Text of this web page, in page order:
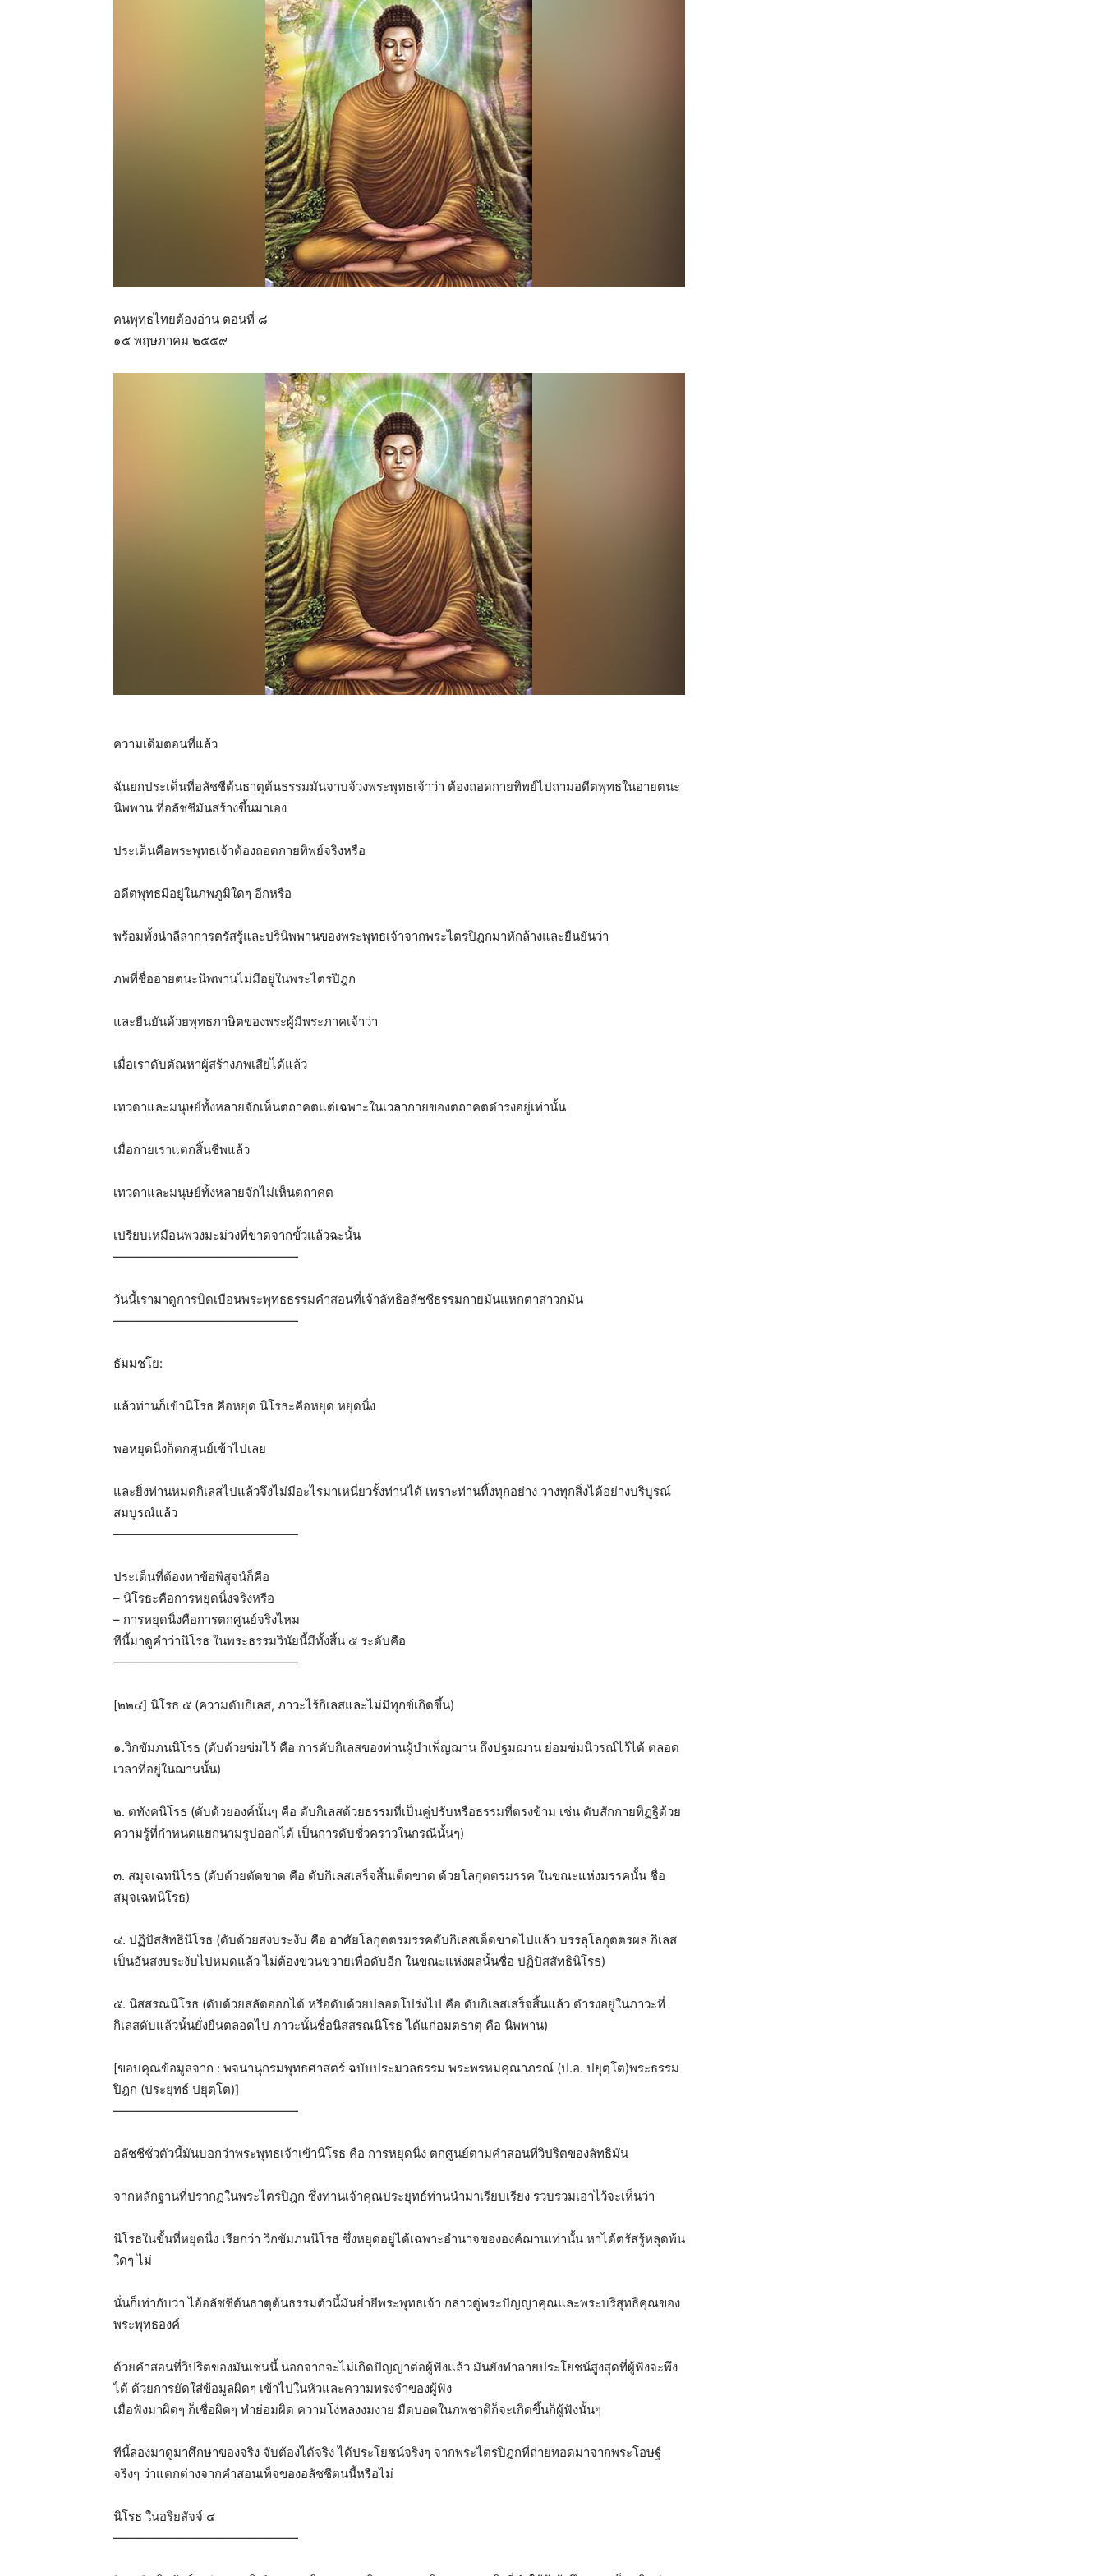
คนพุทธไทยต้องอ่าน ตอนที่ ๘
๑๕ พฤษภาคม ๒๕๕๙
ความเดิมตอนที่แล้ว
ฉันยกประเด็นที่อลัชชีต้นธาตุต้นธรรมมันจาบจ้วงพระพุทธเจ้าว่า ต้องถอดกายทิพย์ไปถามอดีตพุทธในอายตนะ
นิพพาน ที่อลัชชีมันสร้างขึ้นมาเอง
ประเด็นคือพระพุทธเจ้าต้องถอดกายทิพย์จริงหรือ
อดีตพุทธมีอยู่ในภพภูมิใดๆ อีกหรือ
พร้อมทั้งนำลีลาการตรัสรู้และปรินิพพานของพระพุทธเจ้าจากพระไตรปิฎกมาหักล้างและยืนยันว่า
ภพที่ชื่ออายตนะนิพพานไม่มีอยู่ในพระไตรปิฎก
และยืนยันด้วยพุทธภาษิตของพระผู้มีพระภาคเจ้าว่า
เมื่อเราดับตัณหาผู้สร้างภพเสียได้แล้ว
เทวดาและมนุษย์ทั้งหลายจักเห็นตถาคตแต่เฉพาะในเวลากายของตถาคตดำรงอยู่เท่านั้น
เมื่อกายเราแตกสิ้นชีพแล้ว
เทวดาและมนุษย์ทั้งหลายจักไม่เห็นตถาคต
เปรียบเหมือนพวงมะม่วงที่ขาดจากขั้วแล้วฉะนั้น
———————————————
วันนี้เรามาดูการบิดเบือนพระพุทธธรรมคำสอนที่เจ้าลัทธิอลัชชีธรรมกายมันแหกตาสาวกมัน
———————————————
ธัมมชโย:
แล้วท่านก็เข้านิโรธ คือหยุด นิโรธะคือหยุด หยุดนิ่ง
พอหยุดนิ่งก็ตกศูนย์เข้าไปเลย
และยิ่งท่านหมดกิเลสไปแล้วจึงไม่มีอะไรมาเหนี่ยวรั้งท่านได้ เพราะท่านทิ้งทุกอย่าง วางทุกสิ่งได้อย่างบริบูรณ์
สมบูรณ์แล้ว
———————————————
ประเด็นที่ต้องหาข้อพิสูจน์ก็คือ
– นิโรธะคือการหยุดนิ่งจริงหรือ
– การหยุดนิ่งคือการตกศูนย์จริงไหม
ทีนี้มาดูคำว่านิโรธ ในพระธรรมวินัยนี้มีทั้งสิ้น ๕ ระดับคือ
———————————————
[๒๒๔] นิโรธ ๕ (ความดับกิเลส, ภาวะไร้กิเลสและไม่มีทุกข์เกิดขึ้น)
๑.วิกขัมภนนิโรธ (ดับด้วยข่มไว้ คือ การดับกิเลสของท่านผู้บำเพ็ญฌาน ถึงปฐมฌาน ย่อมข่มนิวรณ์ไว้ได้ ตลอด
เวลาที่อยู่ในฌานนั้น)
๒. ตทังคนิโรธ (ดับด้วยองค์นั้นๆ คือ ดับกิเลสด้วยธรรมที่เป็นคู่ปรับหรือธรรมที่ตรงข้าม เช่น ดับสักกายทิฏฐิด้วย
ความรู้ที่กำหนดแยกนามรูปออกได้ เป็นการดับชั่วคราวในกรณีนั้นๆ)
๓. สมุจเฉทนิโรธ (ดับด้วยตัดขาด คือ ดับกิเลสเสร็จสิ้นเด็ดขาด ด้วยโลกุตตรมรรค ในขณะแห่งมรรคนั้น ชื่อ
สมุจเฉทนิโรธ)
๔. ปฏิปัสสัทธินิโรธ (ดับด้วยสงบระงับ คือ อาศัยโลกุตตรมรรคดับกิเลสเด็ดขาดไปแล้ว บรรลุโลกุตตรผล กิเลส
เป็นอันสงบระงับไปหมดแล้ว ไม่ต้องขวนขวายเพื่อดับอีก ในขณะแห่งผลนั้นชื่อ ปฏิปัสสัทธินิโรธ)
๕. นิสสรณนิโรธ (ดับด้วยสลัดออกได้ หรือดับด้วยปลอดโปร่งไป คือ ดับกิเลสเสร็จสิ้นแล้ว ดำรงอยู่ในภาวะที่
กิเลสดับแล้วนั้นยั่งยืนตลอดไป ภาวะนั้นชื่อนิสสรณนิโรธ ได้แก่อมตธาตุ คือ นิพพาน)
[ขอบคุณข้อมูลจาก : พจนานุกรมพุทธศาสตร์ ฉบับประมวลธรรม พระพรหมคุณาภรณ์ (ป.อ. ปยุตฺโต)พระธรรม
ปิฎก (ประยุทธ์ ปยุตฺโต)]
———————————————
อลัชชีชั่วตัวนี้มันบอกว่าพระพุทธเจ้าเข้านิโรธ คือ การหยุดนิ่ง ตกศูนย์ตามคำสอนที่วิปริตของลัทธิมัน
จากหลักฐานที่ปรากฏในพระไตรปิฎก ซึ่งท่านเจ้าคุณประยุทธ์ท่านนำมาเรียบเรียง รวบรวมเอาไว้จะเห็นว่า
นิโรธในขั้นที่หยุดนิ่ง เรียกว่า วิกขัมภนนิโรธ ซึ่งหยุดอยู่ได้เฉพาะอำนาจขององค์ฌานเท่านั้น หาได้ตรัสรู้หลุดพ้น
ใดๆ ไม่
นั่นก็เท่ากับว่า ไอ้อลัชชีต้นธาตุต้นธรรมตัวนี้มันย่ำยีพระพุทธเจ้า กล่าวตู่พระปัญญาคุณและพระบริสุทธิคุณของ
พระพุทธองค์
ด้วยคำสอนที่วิปริตของมันเช่นนี้ นอกจากจะไม่เกิดปัญญาต่อผู้ฟังแล้ว มันยังทำลายประโยชน์สูงสุดที่ผู้ฟังจะพึง
ได้ ด้วยการยัดใส่ข้อมูลผิดๆ เข้าไปในหัวและความทรงจำของผู้ฟัง
เมื่อฟังมาผิดๆ ก็เชื่อผิดๆ ทำย่อมผิด ความโง่หลงงมงาย มืดบอดในภพชาติก็จะเกิดขึ้นก็ผู้ฟังนั้นๆ
ทีนี้ลองมาดูมาศึกษาของจริง จับต้องได้จริง ได้ประโยชน์จริงๆ จากพระไตรปิฎกที่ถ่ายทอดมาจากพระโอษฐ์
จริงๆ ว่าแตกต่างจากคำสอนเท็จของอลัชชีตนนี้หรือไม่
นิโรธ ในอริยสัจจ์ ๔
———————————————